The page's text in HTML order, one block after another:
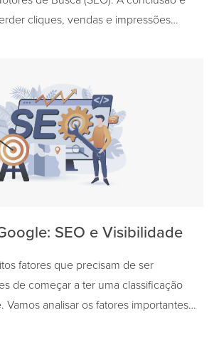
cliques, vendas e impressões…
SEO e Visibilidade
fatores que precisam de ser
de começar a ter uma classificação
Vamos analisar os fatores importantes…